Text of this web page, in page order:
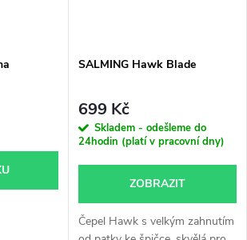
SALMING Hawk Blade
699 Kč
Skladem - odešleme do
24hodin (platí v pracovní dny)
ZOBRAZIT
Čepel Hawk s velkým zahnutím